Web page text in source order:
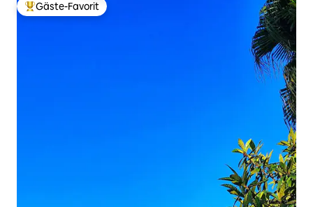
Beliebter Gäste-Favorit.
Gäste-Favorit